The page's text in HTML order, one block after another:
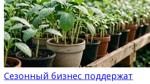
Сезонный бизнес поддержат